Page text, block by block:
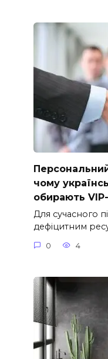
чому
обирають
Для сучасного
дефіцитним
0 4